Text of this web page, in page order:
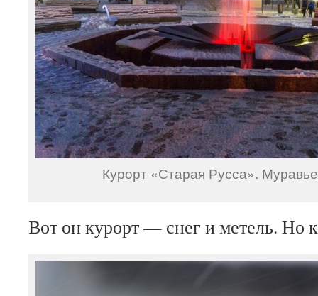
Курорт «Старая Русса».
Вот он курорт — снег и метель. Но